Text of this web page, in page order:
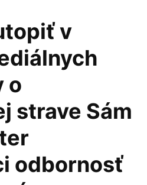
v
o
strave Sám
odbornosť